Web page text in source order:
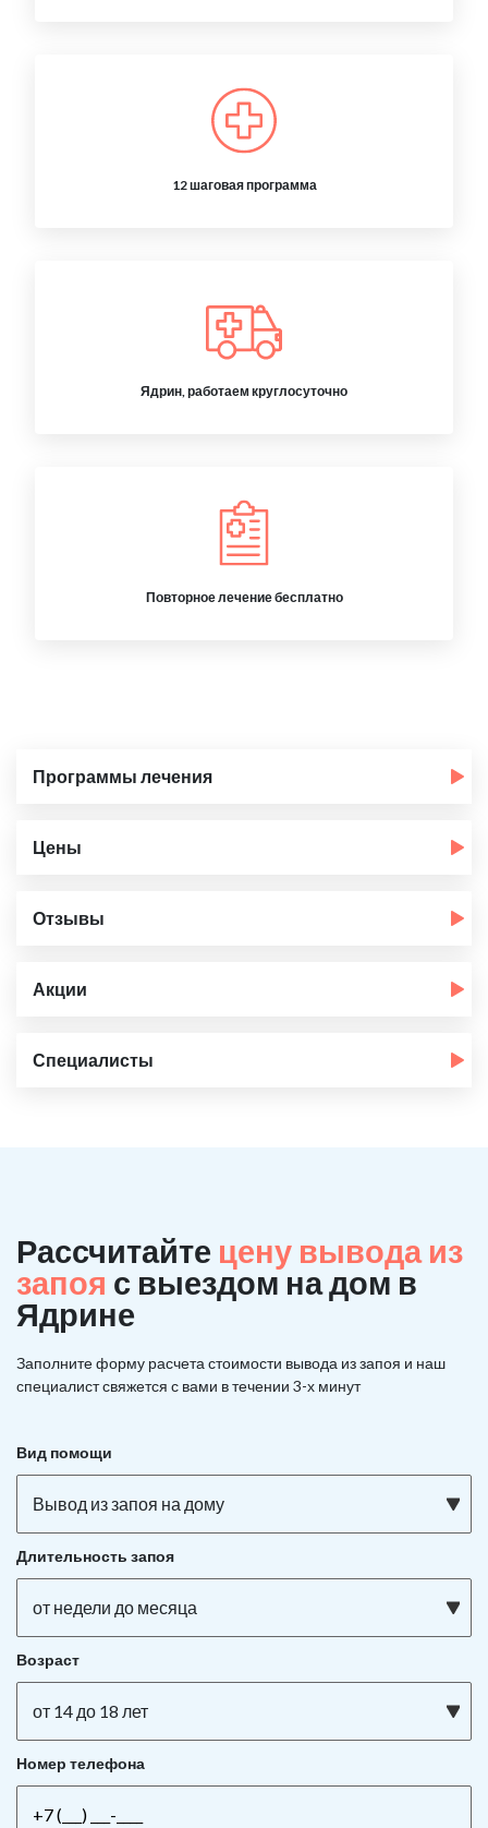
12 шаговая программа
Ядрин, работаем круглосуточно
Повторное лечение бесплатно
Программы лечения
Цены
Отзывы
Акции
Специалисты
Рассчитайте цену вывода из
запоя с выездом на дом в
Ядрине
Заполните форму расчета стоимости вывода из запоя и наш
специалист свяжется с вами в течении 3-х минут
Вид помощи
Вывод из запоя на дому
Длительность запоя
от недели до месяца
Возраст
от 14 до 18 лет
Номер телефона